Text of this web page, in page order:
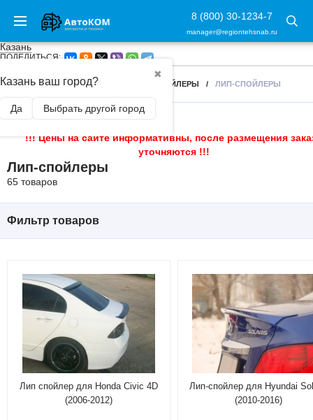
8 (800) 30-1234-7
manager@regiontehsnab.ru
Казань
✖
Казань ваш город?
Да Выбрать другой город
ПОДЕЛИТЬСЯ:
ГЛАВНАЯ / ВНЕШНИЙ ТЮНИНГ СПОЙЛЕРЫ / ЛИП-СПОЙЛЕРЫ
!!! Цены на сайте информативны, после размещения
уточняются !!!
Лип-спойлеры
65 товаров
Фильтр товаров
Лип спойлер для Honda Civic 4D
(2006-2012)
Лип-спойлер для Hyundai
(2010-2016)